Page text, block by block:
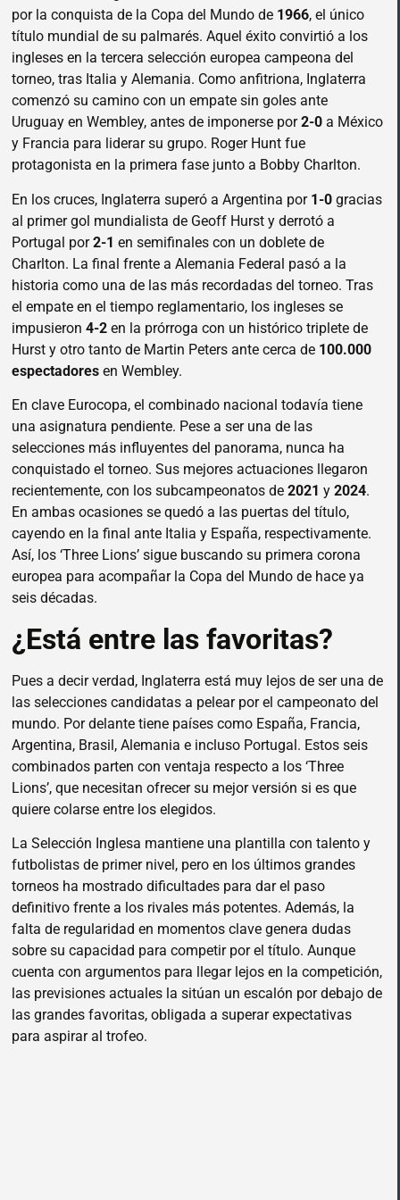
por la conquista de la Copa del Mundo de 1966, el único
título mundial de su palmarés. Aquel éxito convirtió a los
ingleses en la tercera selección europea campeona del
torneo, tras Italia y Alemania. Como anfitriona, Inglaterra
comenzó su camino con un empate sin goles ante
Uruguay en Wembley, antes de imponerse por2-0 a México
y Francia para liderar su grupo. Roger Hunt fue
protagonista en la primera fase junto a Bobby Charlton.
En los cruces, Inglaterra superó a Argentina por 1-0 gracias
al primer gol mundialista de Geoff Hurst y derrotó a
Portugal por2-1 en semifinales con un doblete de
Charlton. La final frente a Alemania Federal pasó a la
historia como una de las más recordadas del torneo. Tras
el empate en el tiempo reglamentario, los ingleses se
impusieron 4-2 en la prórroga con un histórico triplete de
Hurst y otro tanto de Martin Peters ante cerca de 100.000
espectadores en Wembley.
En clave Eurocopa, el combinado nacional todavía tiene
una asignatura pendiente. Pese a ser una de las
selecciones más influyentes del panorama, nunca ha
conquistado el torneo. Sus mejores actuaciones llegaron
recientemente, con los subcampeonatos de 2021 y 2024.
En ambas ocasiones se quedó a las puertas del título,
cayendo en la final ante Italia y España, respectivamente.
Así, los ‘Three Lions’ sigue buscando su primera corona
europea para acompañar la Copa del Mundo de hace ya
seis décadas.
¿Está entre las favoritas?
Pues a decir verdad, Inglaterra está muy lejos de ser una de
las selecciones candidatas a pelear por el campeonato del
mundo. Por delante tiene países como España, Francia,
Argentina, Brasil, Alemania e incluso Portugal. Estos seis
combinados parten con ventaja respecto a los ‘Three
Lions’, que necesitan ofrecer su mejor versión si es que
quiere colarse entre los elegidos.
La Selección Inglesa mantiene una plantilla con talento y
futbolistas de primer nivel, pero en los últimos grandes
torneos ha mostrado dificultades para dar el paso
definitivo frente a los rivales más potentes. Además, la
falta de regularidad en momentos clave genera dudas
sobre su capacidad para competir por el título. Aunque
cuenta con argumentos para llegar lejos en la competición,
las previsiones actuales la sitúan un escalón por debajo de
las grandes favoritas, obligada a superar expectativas
para aspirar al trofeo.